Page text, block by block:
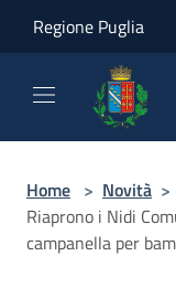
Regione Puglia
Home > Novità >
Riaprono i Nidi
campanella per